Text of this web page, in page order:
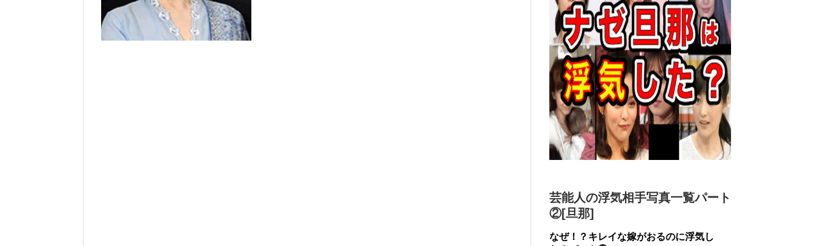
芸能人の浮気相手写真一覧パート
②[旦那]
なぜ！？キレイな嫁がおるのに浮気し